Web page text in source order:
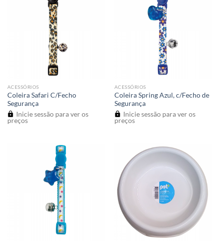
ACESSÓRIOS
Coleira Safari C/Fecho
Segurança
Inicie sessão para ver os
preços
ACESSÓRIOS
Coleira Spring Azul, c/Fecho de
Segurança
Inicie sessão para ver os
preços